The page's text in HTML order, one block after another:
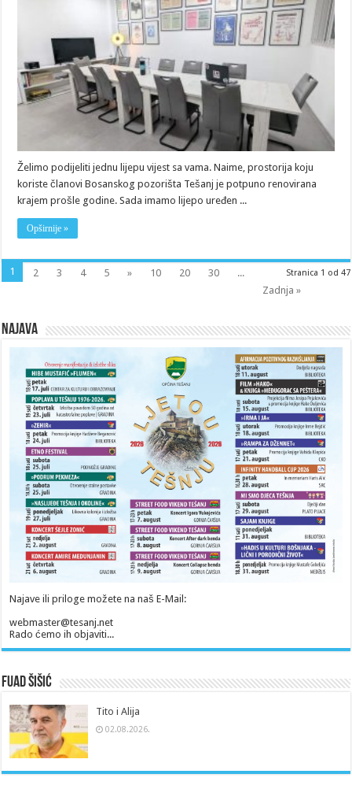
prostorije
Želimo podijeliti jednu lijepu vijest sa vama. Naime, prostorija koju
koriste članovi Bosanskog pozorišta Tešanj je potpuno renovirana
krajem prošle godine. Sada imamo lijepo uređen ...
Opširnije »
Stranica 1 od 47
1 2 3 4 5 » 10 20 30
...
Zadnja »
Najava
Najave ili priloge možete na naš E-Mail:
webmaster@tesanj.net
Rado ćemo ih objaviti...
Fuad Šišić
Tito i Alija
02.08.2026.